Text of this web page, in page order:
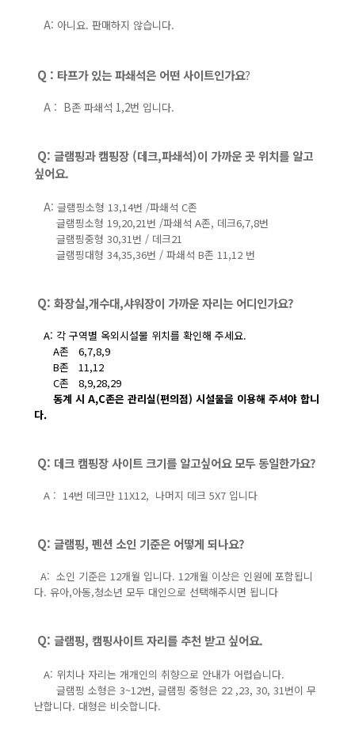
A: 아니요. 판매하지 않습니다.
Q : 타프가 있는 파쇄석은 어떤 사이트인가요?
A : B존 파쇄석 1,2번 입니다.
Q: 글램핑과 캠핑장 (데크,파쇄석)이 가까운 곳 위치를 알고
싶어요.
A: 글램핑소형 13,14번 /파쇄석 C존
글램핑소형 19,20,21번 /파쇄석 A존, 데크6,7,8번
글램핑중형 30,31번 / 데크21
글램핑대형 34,35,36번 / 파쇄석 B존 11,12 번
Q: 화장실,개수대,샤워장이 가까운 자리는 어디인가요?
A: 각 구역별 옥외시설물 위치를 확인해 주세요.
A존 6,7,8,9
B존
11,12
C존 8,9,28,29
동계 시 A,C존은 관리실(편의점) 시설물을 이용해 주셔야 합니
다.
Q: 데크 캠핑장 사이트 크기를 알고싶어요 모두 동일한가요?
A : 14번 데크만 11X12, 나머지 데크 5X7 입니다
Q: 글램핑, 펜션 소인 기준은 어떻게 되나요?
A: 소인 기준은 12개월 입니다. 12개월 이상은 인원에 포함됩니
다. 유아,아동,청소년 모두 대인으로 선택해주시면 됩니다
Q: 글램핑, 캠핑사이트 자리를 추천 받고 싶어요.
A: 위치나 자리는 개개인의 취향으로 안내가 어렵습니다.
글램핑 소형은 3~12번, 글램핑 중형은 22 ,23, 30, 31번이 무
난합니다. 대형은 비슷합니다.